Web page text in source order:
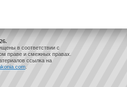
в соответствии с
праве и смежных правах.
ссылка на